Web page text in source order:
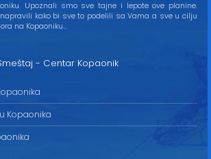
Upoznali smo sve tajne i lepote ove planine.
kako bi sve to podelili sa Vama a sve u cilju
na Kopaoniku...
- Centar Kopaonik
Kopaonika